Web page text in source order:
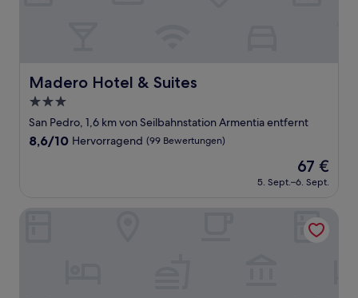
Madero Hotel & Suites
Madero Hotel & Suites
3.0-
Sterne-
Unterkunft
San Pedro, 1,6 km von Seilbahnstation Armentia entfernt
8.6
Bewertungen)
8,6/10 Hervorragend (99 Bewertungen)
Der
Preis
beträgt
67 €
5. Sept.–6. Sept.